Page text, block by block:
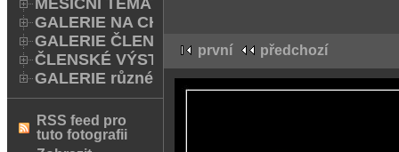
GALERIE NA CHODNÍKU
GALERIE ČLENŮ
ČLENSKÉ VÝSTAVY A FOTO Q
GALERIE různé
RSS feed pro
tuto fotografii
první předchozí